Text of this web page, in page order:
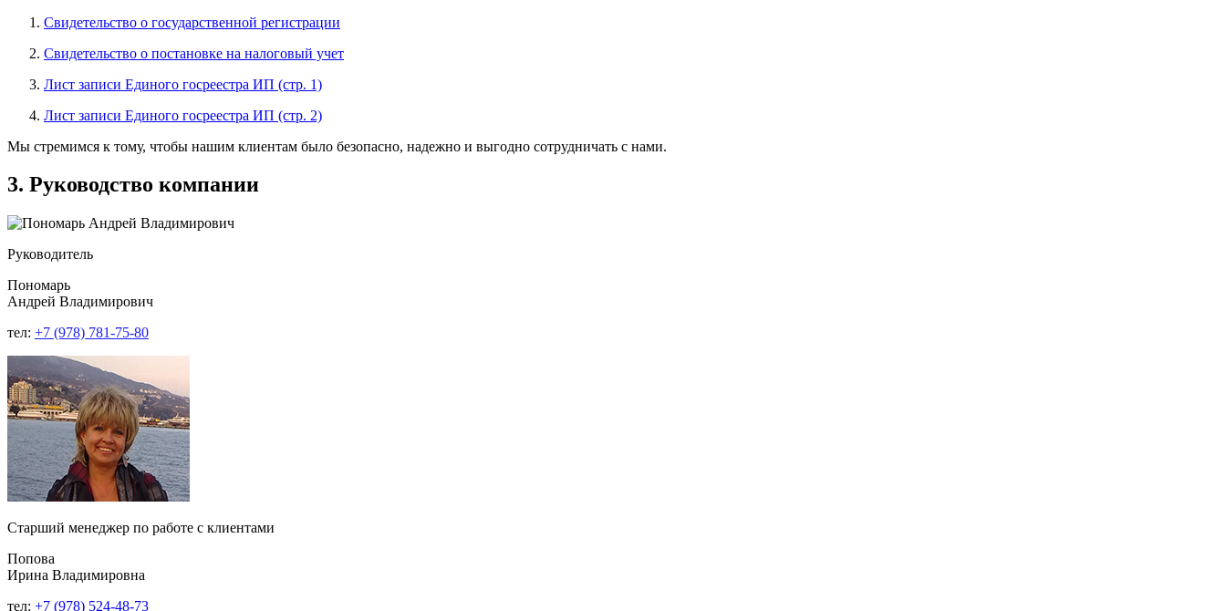
Свидетельство о государственной регистрации
Свидетельство о постановке на налоговый учет
Лист записи Единого госреестра ИП (стр. 1)
Лист записи Единого госреестра ИП (стр. 2)
Мы стремимся к тому, чтобы нашим клиентам было безопасно, надежно и выгодно сотрудничать с нами.
3. Руководство компании
Руководитель
Пономарь
Андрей Владимирович
тел: +7 (978) 781‑75‑80
Старший менеджер по работе с клиентами
Попова
Ирина Владимировна
тел: +7 (978) 524‑48‑73